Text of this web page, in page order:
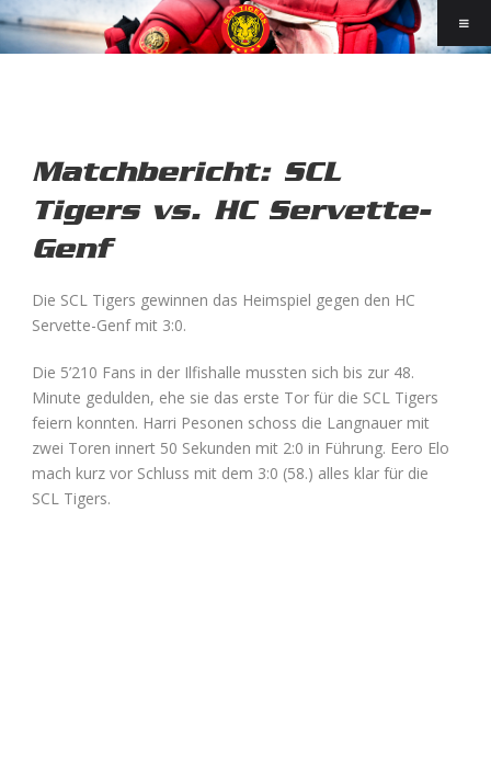
Matchbericht: SCL
Tigers vs. HC Servette-
Genf
Die SCL Tigers gewinnen das Heimspiel gegen den HC
Servette-Genf mit 3:0.
Die 5’210 Fans in der Ilfishalle mussten sich bis zur 48.
Minute gedulden, ehe sie das erste Tor für die SCL Tigers
feiern konnten. Harri Pesonen schoss die Langnauer mit
zwei Toren innert 50 Sekunden mit 2:0 in Führung. Eero Elo
mach kurz vor Schluss mit dem 3:0 (58.) alles klar für die
SCL Tigers.